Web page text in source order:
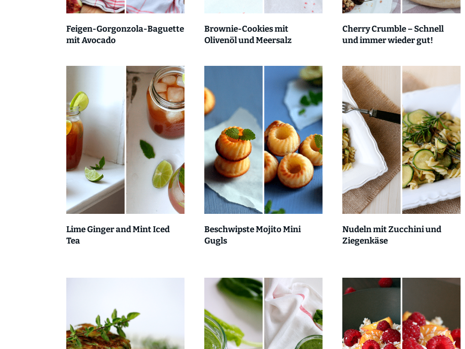
Feigen-Gorgonzola-Baguette
mit Avocado
Brownie-Cookies mit
Olivenöl und Meersalz
Cherry Crumble – Schnell
und immer wieder gut!
Lime Ginger and Mint Iced
Tea
Beschwipste Mojito Mini
Gugls
Nudeln mit Zucchini und
Ziegenkäse